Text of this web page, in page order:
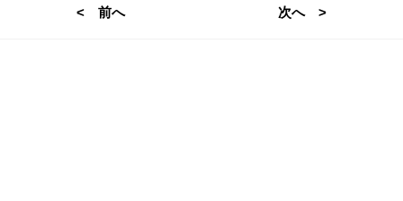
< 前へ 次へ >